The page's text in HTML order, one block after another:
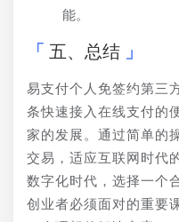
能。
五、总结
易支付个人免签约第三
条快速接入在线支付的
家的发展。通过简单的
交易，适应互联网时代
数字化时代，选择一个
创业者必须面对的重要